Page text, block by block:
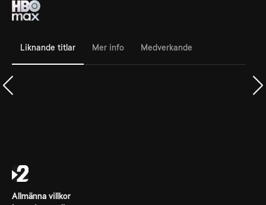
Liknande titlar Mer info Medverkande
Allmänna villkor